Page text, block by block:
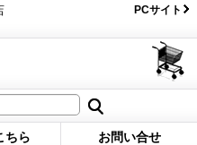
PCサイト
ちら お問い合せ